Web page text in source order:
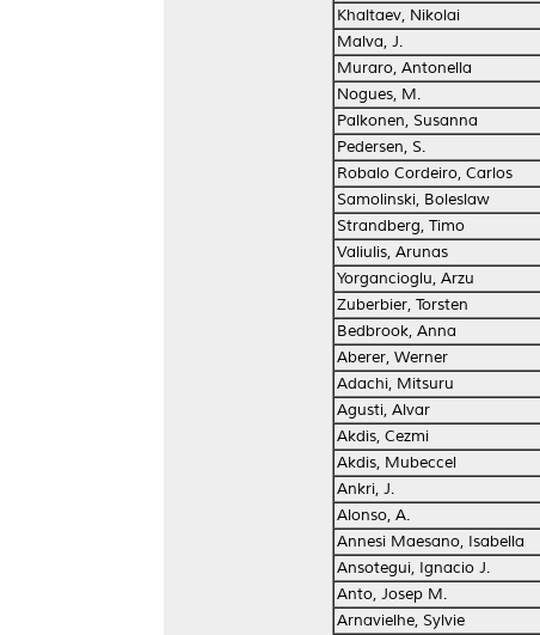
Khaltaev, Nikolai
Malva, J.
Muraro, Antonella
Nogues, M.
Palkonen, Susanna
Pedersen, S.
Robalo Cordeiro, Carlos
Samolinski, Boleslaw
Strandberg, Timo
Valiulis, Arunas
Yorgancioglu, Arzu
Zuberbier, Torsten
Bedbrook, Anna
Aberer, Werner
Adachi, Mitsuru
Agusti, Alvar
Akdis, Cezmi
Akdis, Mubeccel
Ankri, J.
Alonso, A.
Annesi Maesano, Isabella
Ansotegui, Ignacio J.
Anto, Josep M.
Arnavielhe, Sylvie